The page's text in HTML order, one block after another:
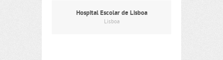
Hospital Escolar de Lisboa
Lisboa